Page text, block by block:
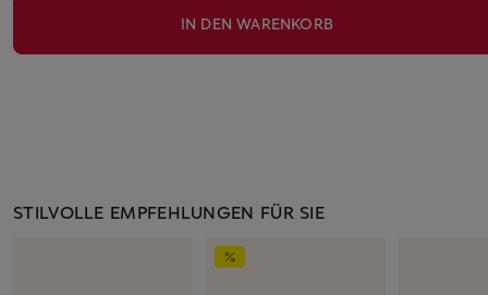
IN DEN WARENKORB
STILVOLLE EMPFEHLUNGEN FÜR SIE